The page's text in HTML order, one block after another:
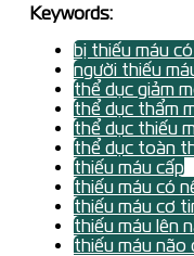
Keywords:
bị thiếu máu
người thiếu
thể dục giảm
thể dục thẩm
thể dục thiếu
thể dục toàn
thiếu máu cấp
thiếu máu có
thiếu máu cơ
thiếu máu lên
thiếu máu não